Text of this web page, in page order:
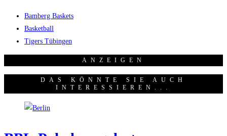
Bamberg Baskets
Basketball
Tigers Tübingen
ANZEI­GEN
DAS KÖNNTE SIE AUCH
INTERESSIEREN...